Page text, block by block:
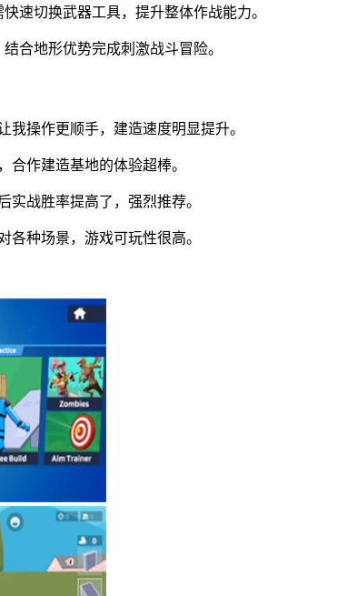
速切换武器工具，提升整体作战能力。
合地形优势完成刺激战斗冒险。
操作更顺手，建造速度明显提升。
合作建造基地的体验超棒。
实战胜率提高了，强烈推荐。
各种场景，游戏可玩性很高。